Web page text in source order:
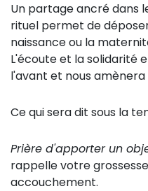
Un partage ancré dans
rituel permet de
naissance ou la
L'écoute et la solidarité
l'avant et nous
Ce qui sera dit sous la
Prière d'apporter un
rappelle votre
accouchement.